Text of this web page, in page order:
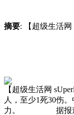
摘要: 【超级生活
【超级生活网
人，至少1死30伤
力。 据报道，飞